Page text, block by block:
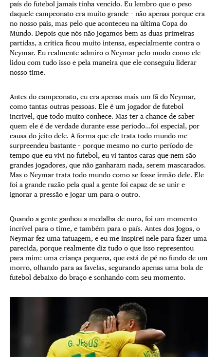
país do futebol jamais tinha vencido. Eu lembro que o peso
daquele campeonato era muito grande – não apenas porque era
no nosso país, mas pelo que aconteceu na última Copa do
Mundo. Depois que nós não jogamos bem as duas primeiras
partidas, a crítica ficou muito intensa, especialmente contra o
Neymar. Eu realmente admiro o Neymar pelo modo como ele
lidou com tudo isso e pela maneira que ele conseguiu liderar
nosso time.
Antes do campeonato, eu era apenas mais um fã do Neymar,
como tantas outras pessoas. Ele é um jogador de futebol
incrível, que todo muito conhece. Mas ter a chance de saber
quem ele é de verdade durante esse período…foi especial, por
causa do jeito dele. A forma que ele trata todo mundo me
surpreendeu bastante – porque mesmo no curto período de
tempo que eu vivi no futebol, eu vi tantos caras que nem são
grandes jogadores, que não ganharam nada, serem mascarados.
Mas o Neymar trata todo mundo como se fosse irmão dele. Ele
foi a grande razão pela qual a gente foi capaz de se unir e
ignorar a pressão e jogar um para o outro.
Quando a gente ganhou a medalha de ouro, foi um momento
incrível para o time, e também para o país. Antes dos Jogos, o
Neymar fez uma tatuagem, e eu me inspirei nele para fazer uma
parecida, porque realmente diz tudo o que isso representou
para mim: uma criança pequena, que está de pé no fundo de um
morro, olhando para as favelas, segurando apenas uma bola de
futebol debaixo do braço e sonhando com seu momento.